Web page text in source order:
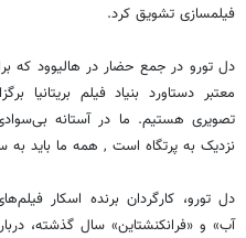
فیلمسازی تشویق کرد.
دل تورو در جمع حضار در هالیوود که
معتبر دستاورد بنیاد فیلم بریتانیا
تصویری هستیم. ما در آستانه
نزدیک به پرتگاه است , همه ما باید
دل تورو، کارگردان برنده اسکار
آب» و «فرانکنشتاین» سال گذشته،